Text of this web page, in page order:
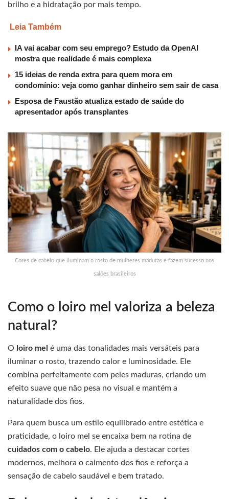
brilho e a hidratação por mais tempo.
Leia Também
IA vai acabar com seu emprego? Estudo da OpenAI
mostra que realidade é mais complexa
15 ideias de renda extra para quem mora em
condomínio: veja como ganhar dinheiro sem sair de casa
Esposa de Faustão atualiza estado de saúde do
apresentador após transplantes
Cores de cabelo que iluminam o rosto de mulheres maduras e fazem sucesso nos
salões brasileiros
Como o loiro mel valoriza a beleza
natural?
O loiro mel é uma das tonalidades mais versáteis para
iluminar o rosto, trazendo calor e luminosidade. Ele
combina perfeitamente com peles maduras, criando um
efeito suave que não pesa no visual e mantém a
naturalidade dos fios.
Para quem busca um estilo equilibrado entre estética e
praticidade, o loiro mel se encaixa bem na rotina de
cuidados com o cabelo. Ele ajuda a destacar cortes
modernos, melhora o caimento dos fios e reforça a
sensação de cabelo saudável e bem tratado.